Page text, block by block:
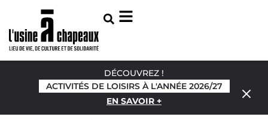
DÉCOUVREZ !
ACTIVITÉS DE LOISIRS À L'ANNÉE 2026/27
EN SAVOIR +